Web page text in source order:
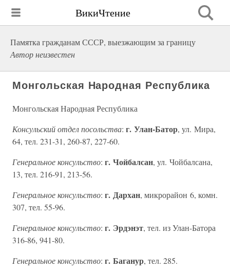
ВикиЧтение
Памятка гражданам СССР, выезжающим за границу
Автор неизвестен
Монгольская Народная Республика
Монгольская Народная Республика
Консульский отдел посольства: г. Улан-Батор, ул. Мира,
64, тел. 231-31, 260-87, 227-60.
Генеральное консульство: г. Чойбалсан, ул. Чойбалсана,
13, тел. 216-91, 213-56.
Генеральное консульство: г. Дархан, микрорайон 6, комн.
307, тел. 55-96.
Генеральное консульство: г. Эрдэнэт, тел. из Улан-Батора
316-86, 941-80.
Генеральное консульство: г. Баганур, тел. 285.